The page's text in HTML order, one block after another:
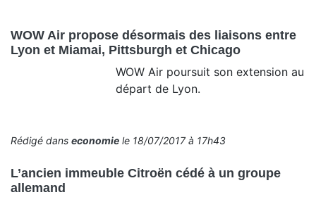
WOW Air propose désormais des liaisons entre
Lyon et Miamai, Pittsburgh et Chicago
WOW Air poursuit son extension au
départ de Lyon.
Rédigé dans economie le 18/07/2017 à 17h43
L’ancien immeuble Citroën cédé à un groupe
allemand